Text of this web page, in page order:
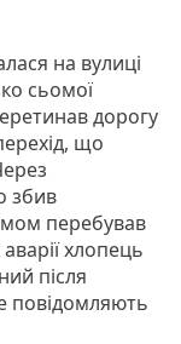
на вулиці
сьомої
дорогу
що
збив
перебував
хлопець
після
повідомляють